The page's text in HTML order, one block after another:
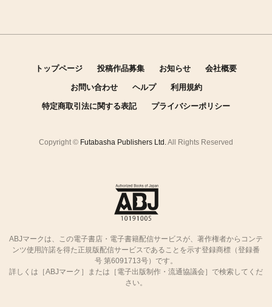
トップページ 投稿作品募集 お知らせ 会社概要
お問い合わせ ヘルプ 利用規約
特定商取引法に関する表記 プライバシーポリシー
Copyright © Futabasha Publishers Ltd.All Rights Reserved
ABJマークは、この電子書店・電子書籍配信サービスが、著作権者からコンテ
ンツ使用許諾を得た正規版配信サービスであることを示す登録商標（登録番
号 第6091713号）です。
詳しくは［ABJマーク］または［電子出版制作・流通協議会］で検索してくだ
さい。